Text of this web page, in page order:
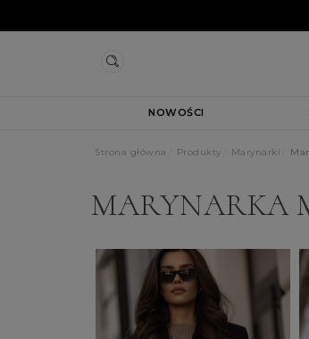
NOWOŚCI
Strona główna Produkty Marynarki
MARYNARKA